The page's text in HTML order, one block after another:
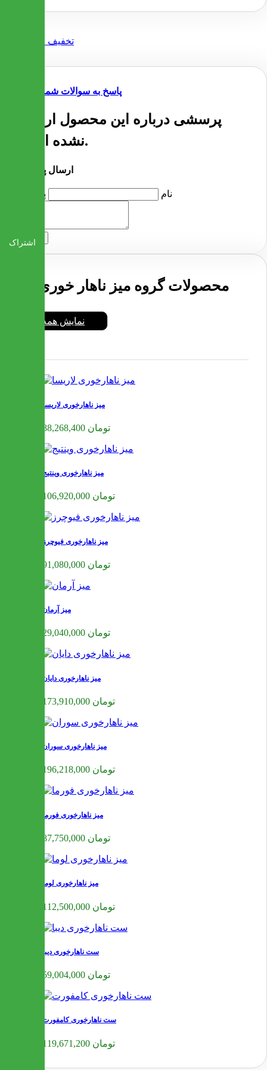
پاسخ به سوالات شما
پرسشی درباره این محصول ارسال
نشده است.
ارسال پرسش
نام پرسش
ارسال
محصولات گروه میز ناهار خوری
نمایش همه
میز ناهارخوری لاریسا
88,268,400 تومان
میز ناهارخوری وینتیج
106,920,000 تومان
میز ناهارخوری فیوچرز
91,080,000 تومان
میز آرمان
29,040,000 تومان
میز ناهارخوری دایان
173,910,000 تومان
میز ناهارخوری سوران
196,218,000 تومان
میز ناهارخوری فورما
87,750,000 تومان
میز ناهارخوری لوما
112,500,000 تومان
ست ناهارخوری دیبا
59,004,000 تومان
ست ناهارخوری کامفورت
119,671,200 تومان
اشتراک